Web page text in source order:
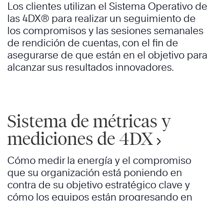
Los clientes utilizan el Sistema Operativo de
las 4DX® para realizar un seguimiento de
los compromisos y las sesiones semanales
de rendición de cuentas, con el fin de
asegurarse de que están en el objetivo para
alcanzar sus resultados innovadores.
Sistema de métricas y
mediciones de 4DX
Cómo medir la energía y el compromiso
que su organización está poniendo en
contra de su objetivo estratégico clave y
cómo los equipos están progresando en